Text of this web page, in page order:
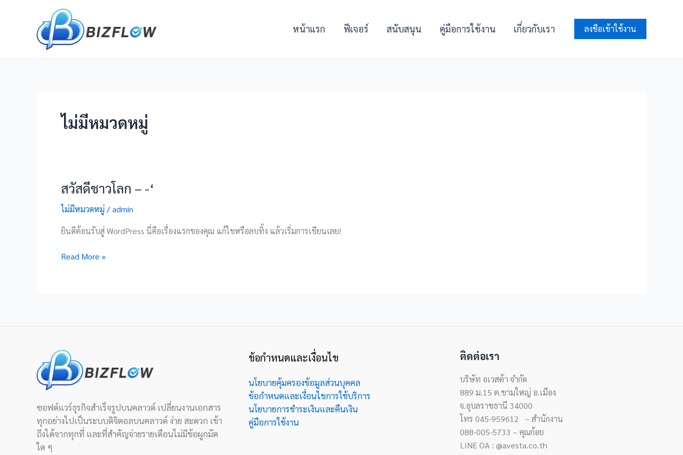
หน้าแรก ฟีเจอร์ สนับสนุน คู่มือการใช้งาน เกี่ยวกับเรา ลงชือเข้าใช้งาน
ไม่มีหมวดหมู่
สวัสดีชาวโลก – -‘
ไม่มีหมวดหมู่ /admin
ยินดีต้อนรับสู่ WordPress นี่คือเรื่องแรกของคุณ แก้ไขหรือลบทิ้ง แล้วเริ่มการเขียนเลย!
สวัสดี
โลก
–
Read More »
ซอฟต์แวร์ธุรกิจสำเร็จรูปบนคลาวด์ เปลี่ยนงานเอกสาร
ทุกอย่างไปเป็นระบบดิจิตอลบนคลาวด์ ง่าย สะดวก เข้า
ถึงได้จากทุกที่ และที่สำคัญจ่ายรายเดือนไม่มีข้อผูกมัด
ใด ๆ
ข้อกำหนดและเงื่อนไข
นโยบายคุ้มครองข้อมูลส่วนบุคคล
ข้อกำหนดและเงื่อนไขการใช้บริการ
นโยบายการชำระเงินและคืนเงิน
คู่มือการใช้งาน
ติดต่อเรา
บริษัท อเวสต้า จำกัด
889 ม.15 ต.ขามใหญ่ อ.เมือง
จ.อุบลราชธานี 34000
โทร 045-959612 – สำนักงาน
088-005-5733 – คุณก้อย
LINE OA : @avesta.co.th